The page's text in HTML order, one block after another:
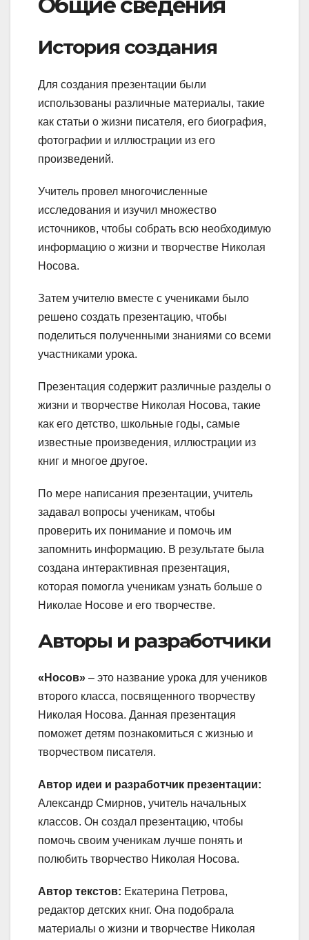
История создания
Для создания презентации были
использованы различные материалы, такие
как статьи о жизни писателя, его биография,
фотографии и иллюстрации из его
произведений.
Учитель провел многочисленные
исследования и изучил множество
источников, чтобы собрать всю необходимую
информацию о жизни и творчестве Николая
Носова.
Затем учителю вместе с учениками было
решено создать презентацию, чтобы
поделиться полученными знаниями со всеми
участниками урока.
Презентация содержит различные разделы о
жизни и творчестве Николая Носова, такие
как его детство, школьные годы, самые
известные произведения, иллюстрации из
книг и многое другое.
По мере написания презентации, учитель
задавал вопросы ученикам, чтобы
проверить их понимание и помочь им
запомнить информацию. В результате была
создана интерактивная презентация,
которая помогла ученикам узнать больше о
Николае Носове и его творчестве.
Авторы и разработчики
«Носов» – это название урока для учеников
второго класса, посвященного творчеству
Николая Носова. Данная презентация
поможет детям познакомиться с жизнью и
творчеством писателя.
Автор идеи и разработчик презентации:
Александр Смирнов, учитель начальных
классов. Он создал презентацию, чтобы
помочь своим ученикам лучше понять и
полюбить творчество Николая Носова.
Автор текстов: Екатерина Петрова,
редактор детских книг. Она подобрала
материалы о жизни и творчестве Николая